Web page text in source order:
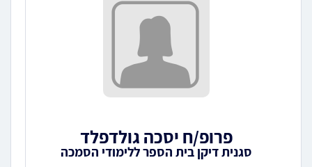
פרופ/ח יסכה גולדפלד
סגנית דיקן בית הספר ללימודי הסמכה